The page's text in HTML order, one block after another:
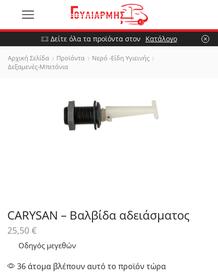
Δείτε όλα τα προϊόντα στον Κατάλογο
Αρχική Σελίδα Προϊόντα
Νερό -Είδη Υγιεινής
Δεξαμενές-Μπετόνια
CARYSAN – Βαλβίδα αδειάσματος
25,50 €
Οδηγός μεγεθών
36 άτομα βλέπουν αυτό το προϊόν τώρα